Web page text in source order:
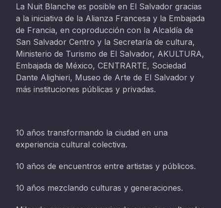
La Nuit Blanche es posible en El Salvador gracias
a la iniciativa de la Alianza Francesa y la Embajada
de Francia, en coproducción con la Alcaldía de
San Salvador Centro y la Secretaría de cultura,
Ministerio de Turismo de El Salvador, AKULTURA,
Embajada de México, CENTRARTE, Sociedad
Dante Alighieri, Museo de Arte de El Salvador y
más instituciones públicas y privadas.
10 años transformando la ciudad en una
experiencia cultural colectiva.
10 años de encuentros entre artistas y públicos.
10 años mezclando culturas y generaciones.